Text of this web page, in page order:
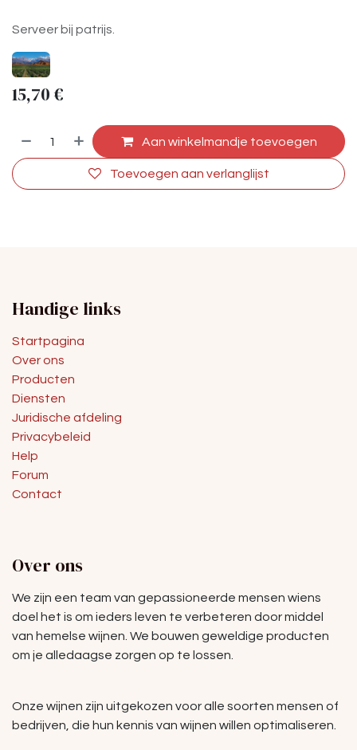
Serveer bij patrijs.
15,70 €
Aan winkelmandje toevoegen
Toevoegen aan verlanglijst
Handige links
Startpagina
Over ons
Producten
Diensten
Juridische afdeling
Privacybeleid
Help
Forum
Contact
Over ons
We zijn een team van gepassioneerde mensen wiens
doel het is om ieders leven te verbeteren door middel
van hemelse wijnen. We bouwen geweldige producten
om je alledaagse zorgen op te lossen.
Onze wijnen zijn uitgekozen voor alle soorten mensen of
bedrijven, die hun kennis van wijnen willen optimaliseren.